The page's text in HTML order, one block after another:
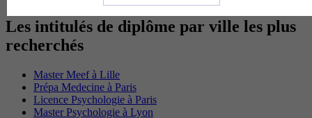
Les intitulés de diplôme par ville les plus
recherchés
Master Meef à Lille
Prépa Medecine à Paris
Licence Psychologie à Paris
Master Psychologie à Lyon